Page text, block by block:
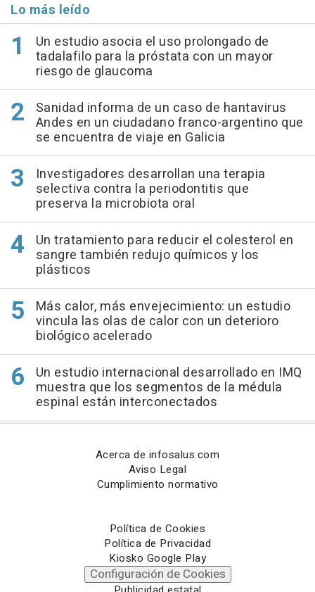
Lo más leído
Un estudio asocia el uso prolongado de
tadalafilo para la próstata con un mayor
riesgo de glaucoma
Sanidad informa de un caso de hantavirus
Andes en un ciudadano franco-argentino que
se encuentra de viaje en Galicia
Investigadores desarrollan una terapia
selectiva contra la periodontitis que
preserva la microbiota oral
Un tratamiento para reducir el colesterol en
sangre también redujo químicos y los
plásticos
Más calor, más envejecimiento: un estudio
vincula las olas de calor con un deterioro
biológico acelerado
Un estudio internacional desarrollado en IMQ
muestra que los segmentos de la médula
espinal están interconectados
Acerca de infosalus.com
Aviso Legal
Cumplimiento normativo
Política de Cookies
Política de Privacidad
Kiosko Google Play
Configuración de Cookies